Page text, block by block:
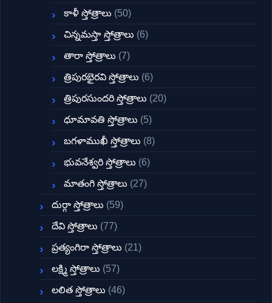
కాళీ స్తోత్రాలు (50)
చిన్నమస్తా స్తోత్రాలు (6)
తారా స్తోత్రాలు (7)
త్రిపురభైరవి స్తోత్రాలు (6)
త్రిపురసుందరి స్తోత్రాలు (20)
ధూమావతి స్తోత్రాలు (5)
బగళాముఖీ స్తోత్రాలు (8)
భువనేశ్వరి స్తోత్రాలు (6)
మాతంగి స్తోత్రాలు (27)
దుర్గా స్తోత్రాలు (59)
దేవి స్తోత్రాలు (77)
ప్రత్యంగిరా స్తోత్రాలు (21)
లక్ష్మి స్తోత్రాలు (57)
లలిత స్తోత్రాలు (46)